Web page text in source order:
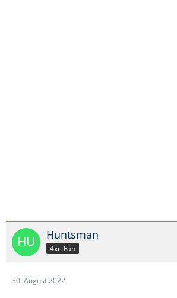
Huntsman
4xe Fan
30. August 2022